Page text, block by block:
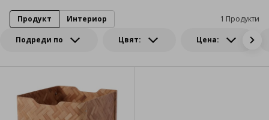
Подреди по Цвят: Цена:
1 Продукти
Продукт Интериор